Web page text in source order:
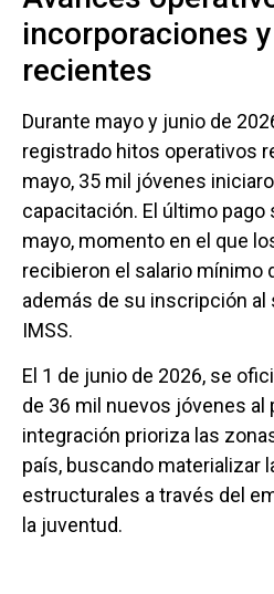
incorporaciones
recientes
Durante mayo y junio de
registrado hitos operativos
mayo, 35 mil jóvenes
capacitación. El último
mayo, momento en el que
recibieron el salario mínimo
además de su inscripción al
IMSS.
El 1 de junio de 2026, se
de 36 mil nuevos jóvenes al
integración prioriza las
país, buscando materializar
estructurales a través del
la juventud.